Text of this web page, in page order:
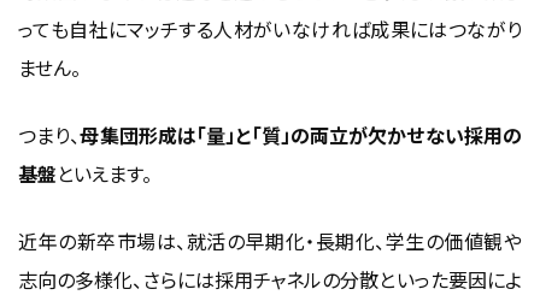
求人媒体・スカウトサービス（逆求人型）の活用
母集団の質を高めるための工夫
自社独自の魅力を打ち出す採用ブランディング
候補者体験（CX）を高める説明会・面接設計
っても自社にマッチする人材がいなければ成果にはつながり
ません。
つまり、母集団形成は「量」と「質」の両立が欠かせない採用の
基盤といえます。
近年の新卒市場は、就活の早期化・長期化、学生の価値観や
志向の多様化、さらには採用チャネルの分散といった要因によ